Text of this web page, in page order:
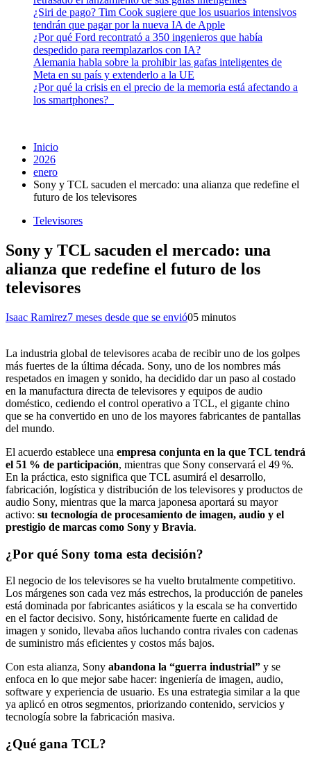
¿Siri de pago? Tim Cook sugiere que los usuarios intensivos
tendrán que pagar por la nueva IA de Apple
¿Por qué Ford recontrató a 350 ingenieros que había
despedido para reemplazarlos con IA?
Alemania habla sobre la prohibir las gafas inteligentes de
Meta en su país y extenderlo a la UE
¿Por qué la crisis en el precio de la memoria está afectando a
los smartphones?
Inicio
2026
enero
Sony y TCL sacuden el mercado: una alianza que redefine el
futuro de los televisores
Televisores
Sony y TCL sacuden el mercado: una
alianza que redefine el futuro de los
televisores
Isaac Ramirez7 meses desde que se envió05 minutos
La industria global de televisores acaba de recibir uno de los golpes
más fuertes de la última década. Sony, uno de los nombres más
respetados en imagen y sonido, ha decidido dar un paso al costado
en la manufactura directa de televisores y equipos de audio
doméstico, cediendo el control operativo a TCL, el gigante chino
que se ha convertido en uno de los mayores fabricantes de pantallas
del mundo.
El acuerdo establece una empresa conjunta en la que TCL tendrá
el 51 % de participación, mientras que Sony conservará el 49 %.
En la práctica, esto significa que TCL asumirá el desarrollo,
fabricación, logística y distribución de los televisores y productos de
audio Sony, mientras que la marca japonesa aportará su mayor
activo: su tecnología de procesamiento de imagen, audio y el
prestigio de marcas como Sony y Bravia.
¿Por qué Sony toma esta decisión?
El negocio de los televisores se ha vuelto brutalmente competitivo.
Los márgenes son cada vez más estrechos, la producción de paneles
está dominada por fabricantes asiáticos y la escala se ha convertido
en el factor decisivo. Sony, históricamente fuerte en calidad de
imagen y sonido, llevaba años luchando contra rivales con cadenas
de suministro más eficientes y costos más bajos.
Con esta alianza, Sony abandona la “guerra industrial” y se
enfoca en lo que mejor sabe hacer: ingeniería de imagen, audio,
software y experiencia de usuario. Es una estrategia similar a la que
ya aplicó en otros segmentos, priorizando contenido, servicios y
tecnología sobre la fabricación masiva.
¿Qué gana TCL?